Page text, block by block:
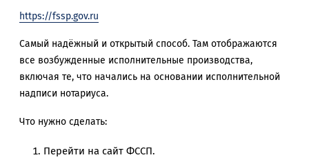
https://fssp.gov.ru
Самый надёжный и открытый способ. Там отображаются
все возбужденные исполнительные производства,
включая те, что начались на основании исполнительной
надписи нотариуса.
Что нужно сделать:
Перейти на сайт ФССП.